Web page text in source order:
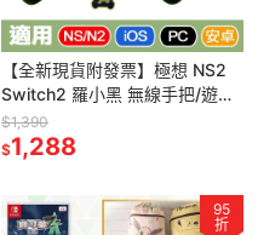
【全新現貨附發票】極想 NS2
Switch2 羅小黑 無線手把/遊戲
控制器 (支援PC/iOS/安卓)內建
巨集功能
$1,390
$1,288
95
折